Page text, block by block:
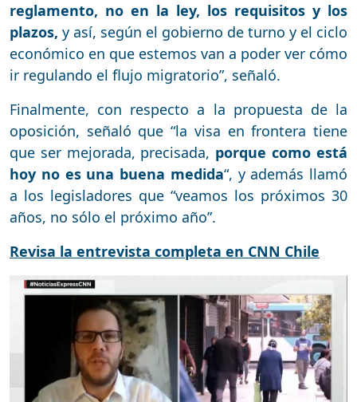
reglamento, no en la ley, los requisitos y los
plazos, y así, según el gobierno de turno y el ciclo
económico en que estemos van a poder ver cómo
ir regulando el flujo migratorio”, señaló.
Finalmente, con respecto a la propuesta de la
oposición, señaló que “la visa en frontera tiene
que ser mejorada, precisada, porque como está
hoy no es una buena medida“, y además llamó
a los legisladores que “veamos los próximos 30
años, no sólo el próximo año”.
Revisa la entrevista completa en CNN Chile